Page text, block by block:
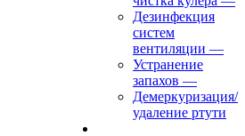
Дезинфекция
систем
вентиляции —
Устранение
запахов —
Демеркуризация/
удаление ртути